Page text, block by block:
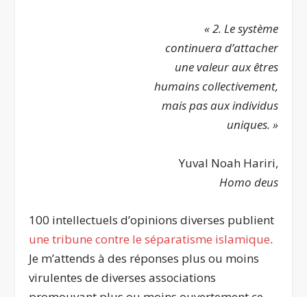
« 2. Le système
continuera d’attacher
une valeur aux êtres
humains collectivement,
mais pas aux individus
uniques. »
Yuval Noah Hariri,
Homo deus
100 intellectuels d’opinions diverses publient
une tribune contre le séparatisme islamique.
Je m’attends à des réponses plus ou moins
virulentes de diverses associations